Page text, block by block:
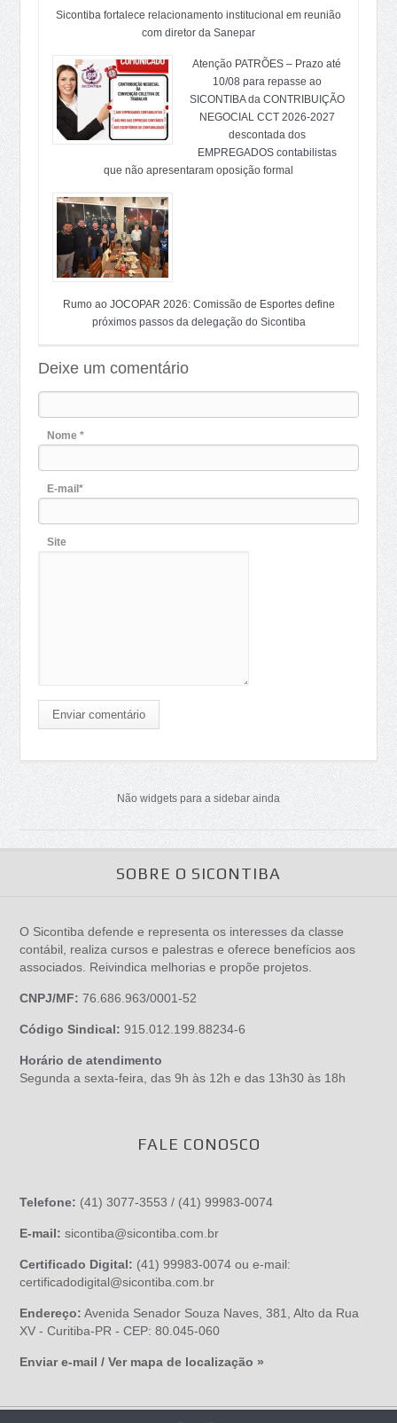
Sicontiba fortalece relacionamento institucional em reunião
com diretor da Sanepar
Atenção PATRÕES – Prazo até
10/08 para repasse ao
SICONTIBA da CONTRIBUIÇÃO
NEGOCIAL CCT 2026-2027
descontada dos
EMPREGADOS contabilistas
que não apresentaram oposição formal
Rumo ao JOCOPAR 2026: Comissão de Esportes define
próximos passos da delegação do Sicontiba
Deixe um comentário
Nome *
E-mail*
Site
Enviar comentário
Não widgets para a sidebar ainda
SOBRE O SICONTIBA
O Sicontiba defende e representa os interesses da classe
contábil, realiza cursos e palestras e oferece benefícios aos
associados. Reivindica melhorias e propõe projetos.
CNPJ/MF: 76.686.963/0001-52
Código Sindical: 915.012.199.88234-6
Horário de atendimento
Segunda a sexta-feira, das 9h às 12h e das 13h30 às 18h
FALE CONOSCO
Telefone: (41) 3077-3553 / (41) 99983-0074
E-mail:sicontiba@sicontiba.com.br
Certificado Digital: (41) 99983-0074 ou e-mail:
certificadodigital@sicontiba.com.br
Endereço: Avenida Senador Souza Naves, 381, Alto da Rua
XV - Curitiba-PR - CEP: 80.045-060
Enviar e-mail / Ver mapa de localização »